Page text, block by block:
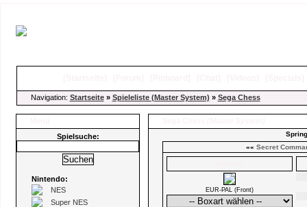
Navigation: Startseite» Spieleliste (Master System) » Sega Chess
Spielsuche:
Nintendo:
NES
Super NES
«« Secret
EUR-PAL (Front)